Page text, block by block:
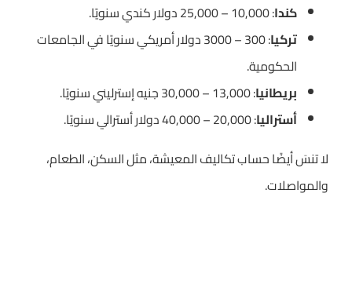
كندا: 10,000 – 25,000 دولار كندي سنويًا.
تركيا
: 300 – 3000 دولار أمريكي سنويًا في الجامعات
الحكومية.
بريطانيا: 13,000 – 30,000 جنيه إسترليني سنويًا.
أستراليا: 20,000 – 40,000 دولار أسترالي سنويًا.
لا تنسَ أيضًا حساب تكاليف المعيشة، مثل السكن، الطعام،
والمواصلات.